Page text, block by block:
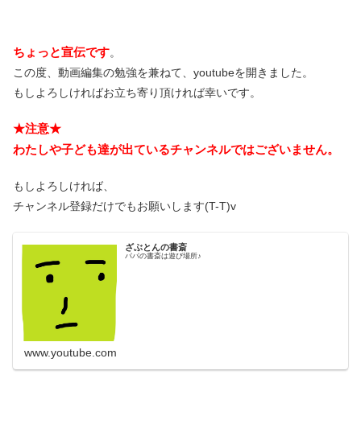
ちょっと宣伝です。
この度、動画編集の勉強を兼ねて、youtubeを開きました。
もしよろしければお立ち寄り頂ければ幸いです。
★注意★
わたしや子ども達が出ているチャンネルではございません。
もしよろしければ、
チャンネル登録だけでもお願いします(T-T)v
ざぶとんの書斎
パパの書斎は遊び場所♪
www.youtube.com